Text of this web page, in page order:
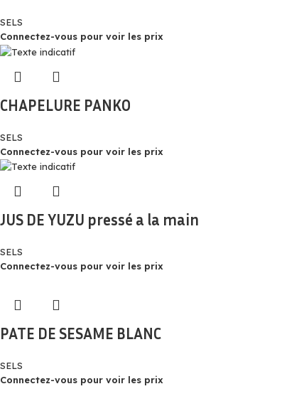
SELS
Connectez-vous pour voir les prix
CHAPELURE PANKO
SELS
Connectez-vous pour voir les prix
JUS DE YUZU pressé a la main
SELS
Connectez-vous pour voir les prix
PATE DE SESAME BLANC
SELS
Connectez-vous pour voir les prix